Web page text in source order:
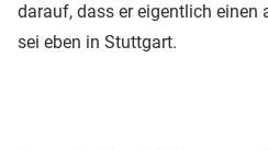
darauf, dass er eigentlich einen
sei eben in Stuttgart.